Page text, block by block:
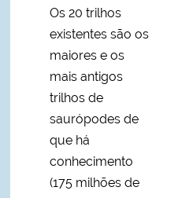
Os 20 trilhos
existentes são os
maiores e os
mais antigos
trilhos de
saurópodes de
que há
conhecimento
(175 milhões de